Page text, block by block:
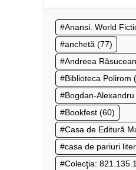
Anansi. World
anchetă (77)
Andreea
Biblioteca Polirom
Bogdan-
Bookfest (60)
Casa de Editură
casa de pariuri
Colecţia: